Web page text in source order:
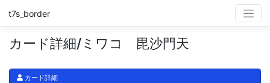
t7s_border
カード詳細/ミワコ 毘沙門天
カード詳細